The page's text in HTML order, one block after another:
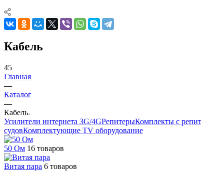
Кабель
45
Главная
—
Каталог
—
Кабель
Усилители интернета 3G/4GРепитерыКомплекты с
судовКомплектующие TV оборудование
50 Ом 16 товаров
Витая пара 6 товаров